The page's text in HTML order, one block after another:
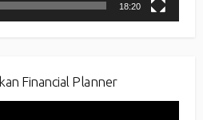
18:20
Financial Planner